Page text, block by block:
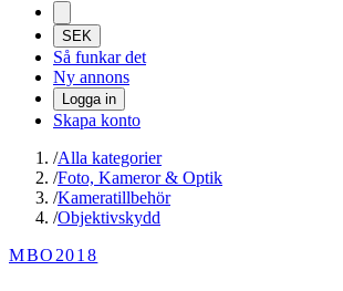
SEK
Så funkar det
Ny annons
Logga in
Skapa konto
/Alla kategorier
/Foto, Kameror & Optik
/Kameratillbehör
/Objektivskydd
MBO2018